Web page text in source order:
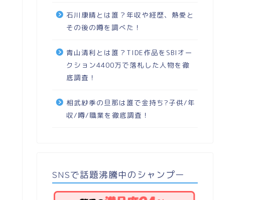
石川康晴とは誰？年収や経歴、熱愛と
その後の噂を調べた！
青山清利とは誰？TIDE作品をSBIオー
クション4400万で落札した人物を徹
底調査！
相武紗季の旦那は誰で金持ち?子供/年
収/噂/職業を徹底調査！
SNSで話題沸騰中のシャンプー